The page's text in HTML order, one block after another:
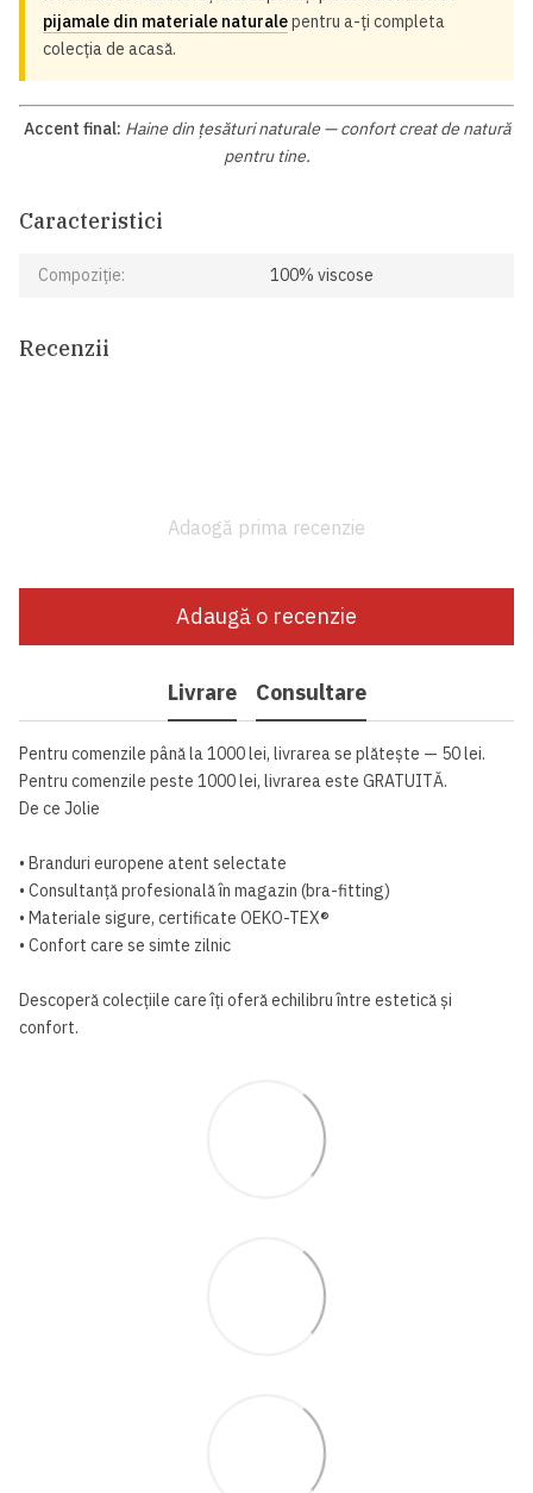
pijamale din materiale naturalepentru a-ți completa
colecția de acasă.
Accent final: Haine din țesături naturale — confort creat de natură
pentru tine.
Caracteristici
Compoziție: 100% viscose
Recenzii
Adaogă prima recenzie
Adaugă o recenzie
Livrare Consultare
Pentru comenzile până la 1000 lei, livrarea se plătește — 50 lei.
Pentru comenzile peste 1000 lei, livrarea este GRATUITĂ.
De ce Jolie
• Branduri europene atent selectate
• Consultanță profesională în magazin (bra-fitting)
• Materiale sigure, certificate OEKO-TEX®
• Confort care se simte zilnic
Descoperă colecțiile care îți oferă echilibru între estetică și
confort.